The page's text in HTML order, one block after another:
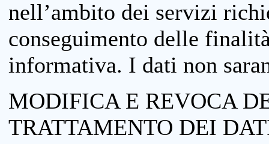
nell’ambito dei servizi
conseguimento delle
informativa. I dati non
MODIFICA E REVOCA
TRATTAMENTO DEI